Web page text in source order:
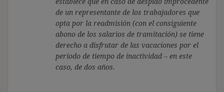
de un representante de los trabajadores que
opta por la readmisión (con el consiguiente
abono de los salarios de tramitación) se tiene
derecho a disfrutar de las vacaciones por el
período de tiempo de inactividad – en este
caso, de dos años.